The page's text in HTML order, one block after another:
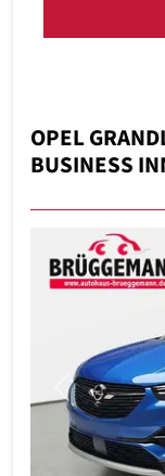
OPEL
BUSINESS
Previous